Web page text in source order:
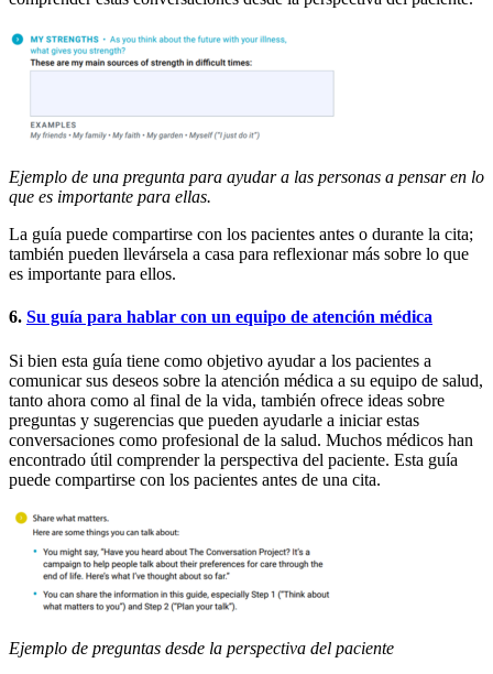
Ejemplo de una pregunta para ayudar a las personas a pensar en lo
que es importante para ellas.
La guía puede compartirse con los pacientes antes o durante la cita;
también pueden llevársela a casa para reflexionar más sobre lo que
es importante para ellos.
6. Su guía para hablar con un equipo de atención médica
Si bien esta guía tiene como objetivo ayudar a los pacientes a
comunicar sus deseos sobre la atención médica a su equipo de salud,
tanto ahora como al final de la vida, también ofrece ideas sobre
preguntas y sugerencias que pueden ayudarle a iniciar estas
conversaciones como profesional de la salud. Muchos médicos han
encontrado útil comprender la perspectiva del paciente. Esta guía
puede compartirse con los pacientes antes de una cita.
Ejemplo de preguntas desde la perspectiva del paciente